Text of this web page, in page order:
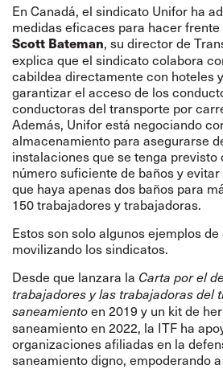
En Canadá, el sindicato Unifor ha
medidas eficaces para hacer
Scott Bateman, su director de
explica que el sindicato colabora
cabildea directamente con hoteles
garantizar el acceso de los
conductoras del transporte por
Además, Unifor está negociando
almacenamiento para asegurarse
instalaciones que se tenga
número suficiente de baños y
que haya apenas dos baños para
150 trabajadores y trabajadoras.
Estos son solo algunos ejemplos
movilizando los sindicatos.
Desde que lanzara la Carta por el
trabajadores y las trabajadoras del
saneamientoen 2019 y un kit de
saneamiento en 2022, la ITF ha
organizaciones afiliadas en la
saneamiento digno, empoderando